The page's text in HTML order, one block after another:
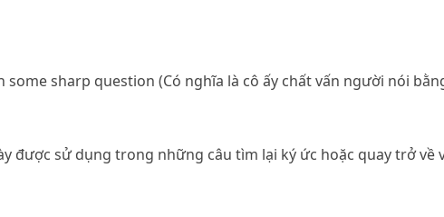
some sharp question (Có nghĩa là cô ấy chất vấn người nói
được sử dụng trong những câu tìm lại ký ức hoặc quay trở về